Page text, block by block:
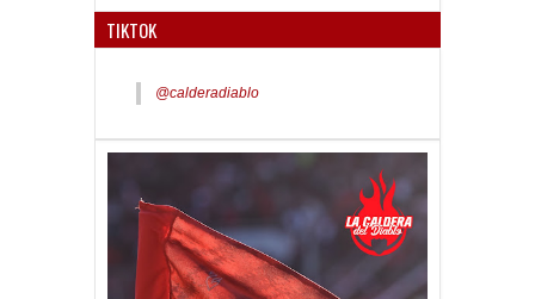
TIKTOK
@calderadiablo